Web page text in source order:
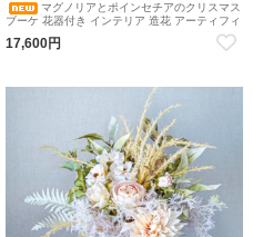
マグノリアとポインセチアのクリスマス
ブーケ 花器付き インテリア 造花 アーティフィ
シャルフラワー 花瓶付ブーケ 花瓶アレンジメ
ント
17,600円